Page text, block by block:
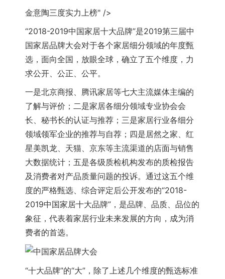
金意陶三度实力上榜" />
“2018-2019中国家居十大品牌”是2019第三届中
国家居品牌大会对于各个家居细分领域的年度甄
选，面向全国，放眼全球，确立了五个维度，力
求公开、公正、公平。
一是北京商报、腾讯家居等七大主流媒体主编的
了解与评价；二是家居各细分领域专业协会会
长、秘书长的认证与推荐；三是家居行业各细分
领域领军企业的推荐与自荐；四是居然之家、红
星美凯龙、天猫、京东等主流渠道的店面与销售
大数据统计；五是各级质检机构发布的质检报告
及消费者对产品质量问题的投诉。通过这五个维
度的严格甄选、综合评定后公开发布的“2018-
2019中国家居十大品牌”，是品牌、品质、品位的
象征，代表着家居行业未来发展的方向，成为消
费者的首选。
“十大品牌”的“大”，除了上述几个维度的甄选标准